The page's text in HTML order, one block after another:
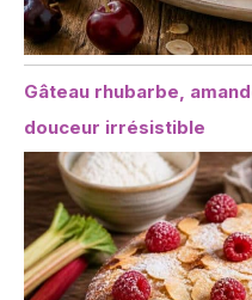
Gâteau rhubarbe,
douceur irrésistible